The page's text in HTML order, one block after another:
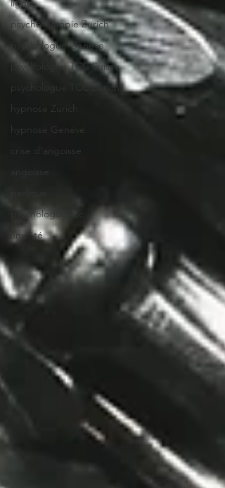
ligne
psychothérapie Zurich
psychologue Genève
psychologue TCC Suisse
psychologue TCC Zurich
hypnose Zurich
hypnose Genève
crise d'angoisse
psychologue Tcc
anxiété